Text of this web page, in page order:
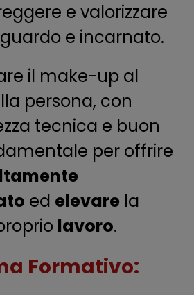
e valorizzare
e incarnato.
il make-up al
persona, con
tecnica e buon
per offrire
ed elevare la
lavoro.
Formativo: